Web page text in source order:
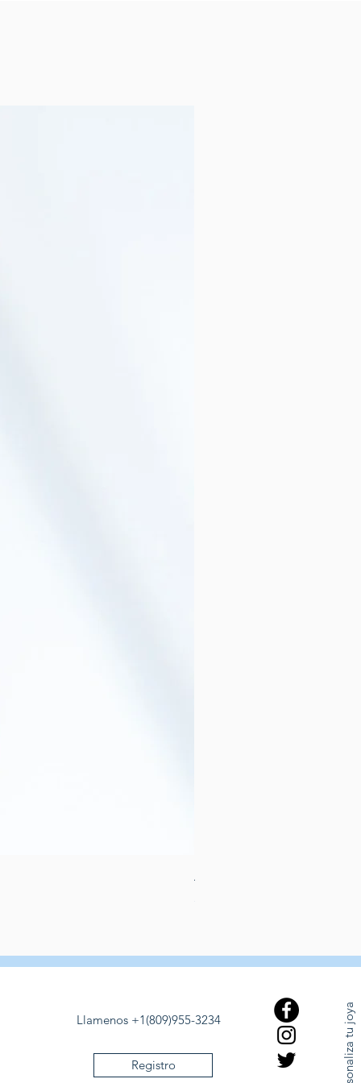
Aretes de perlas de rio
Personaliza tu joya
Llamenos +1(809)955-3234
Registro